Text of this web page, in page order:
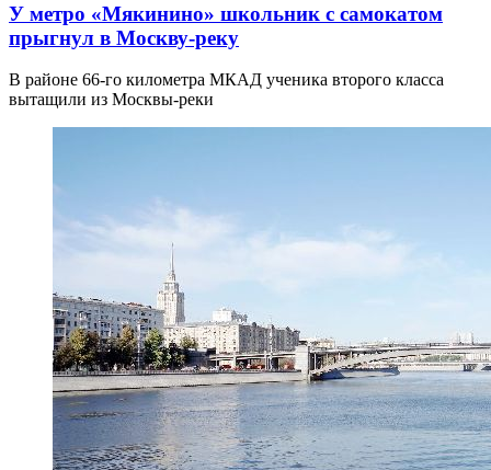
У метро «Мякинино» школьник с самокатом
прыгнул в Москву-реку
В районе 66-го километра МКАД ученика второго класса
вытащили из Москвы-реки